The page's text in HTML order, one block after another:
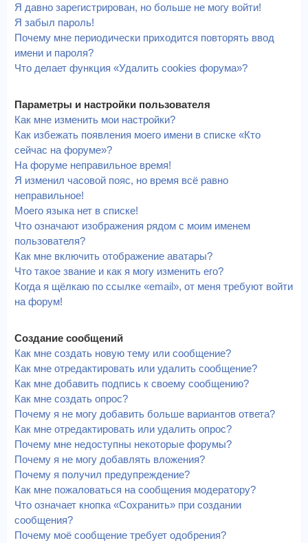
Я давно зарегистрирован, но больше не могу войти!
Я забыл пароль!
Почему мне периодически приходится повторять ввод
имени и пароля?
Что делает функция «Удалить cookies форума»?
Параметры и настройки пользователя
Как мне изменить мои настройки?
Как избежать появления моего имени в списке «Кто
сейчас на форуме»?
На форуме неправильное время!
Я изменил часовой пояс, но время всё равно
неправильное!
Моего языка нет в списке!
Что означают изображения рядом с моим именем
пользователя?
Как мне включить отображение аватары?
Что такое звание и как я могу изменить его?
Когда я щёлкаю по ссылке «email», от меня требуют войти
на форум!
Создание сообщений
Как мне создать новую тему или сообщение?
Как мне отредактировать или удалить сообщение?
Как мне добавить подпись к своему сообщению?
Как мне создать опрос?
Почему я не могу добавить больше вариантов ответа?
Как мне отредактировать или удалить опрос?
Почему мне недоступны некоторые форумы?
Почему я не могу добавлять вложения?
Почему я получил предупреждение?
Как мне пожаловаться на сообщения модератору?
Что означает кнопка «Сохранить» при создании
сообщения?
Почему моё сообщение требует одобрения?